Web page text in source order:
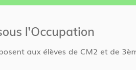
l'Occupation
aux élèves de CM2 et de